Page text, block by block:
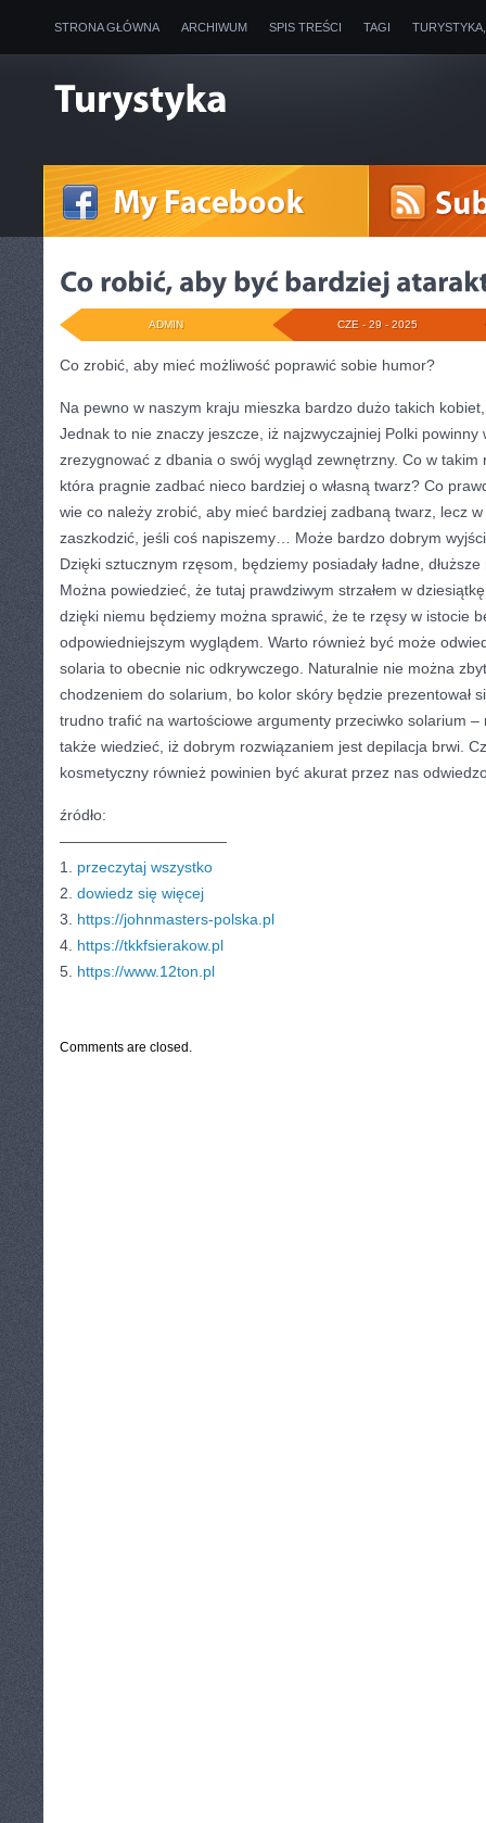
STRONA GŁÓWNA ARCHIWUM SPIS TREŚCI TAGI
CZE - 29 - 2025
ADMIN
Co zrobić, aby mieć możliwość poprawić sobie humor?
Na pewno w naszym kraju mieszka bardzo dużo takich
Jednak to nie znaczy jeszcze, iż najzwyczajniej Polki powinny
zrezygnować z dbania o swój wygląd zewnętrzny. Co w
która pragnie zadbać nieco bardziej o własną twarz? Co
wie co należy zrobić, aby mieć bardziej zadbaną twarz, lecz
zaszkodzić, jeśli coś napiszemy… Może bardzo dobrym
Dzięki sztucznym rzęsom, będziemy posiadały ładne, dłuższe
Można powiedzieć, że tutaj prawdziwym strzałem w
dzięki niemu będziemy można sprawić, że te rzęsy w istocie
odpowiedniejszym wyglądem. Warto również być może
solaria to obecnie nic odkrywczego. Naturalnie nie można
chodzeniem do solarium, bo kolor skóry będzie prezentował
trudno trafić na wartościowe argumenty przeciwko solarium –
także wiedzieć, iż dobrym rozwiązaniem jest depilacja brwi.
kosmetyczny również powinien być akurat przez nas
źródło:
———————————
1. przeczytaj wszystko
2. dowiedz się więcej
3. https://johnmasters-polska.pl
4. https://tkkfsierakow.pl
5. https://www.12ton.pl
Comments are closed.